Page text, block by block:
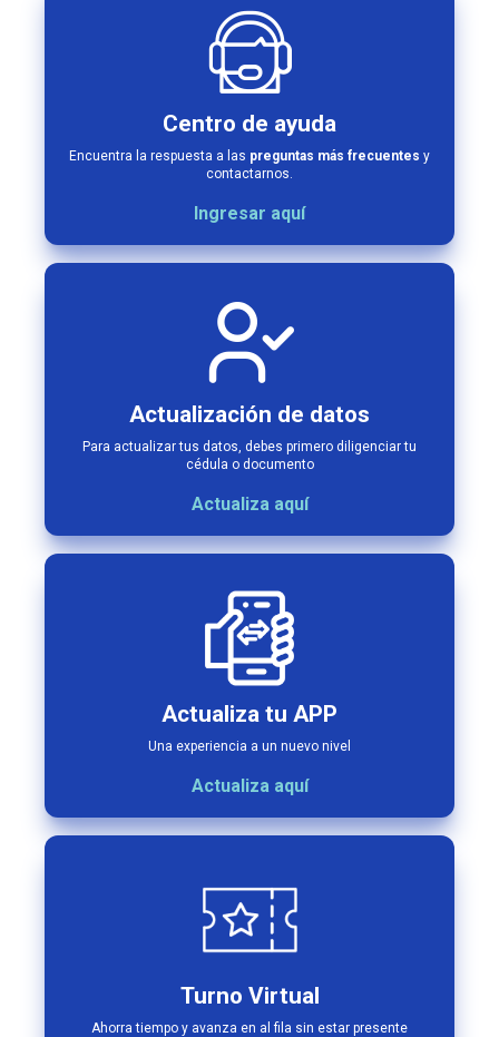
Centro de ayuda
Encuentra la respuesta a las preguntas más frecuentes y
contactarnos.
Ingresar aquí
Actualización de datos
Para actualizar tus datos, debes primero diligenciar tu
cédula o documento
Actualiza aquí
Actualiza tu APP
Una experiencia a un nuevo nivel
Actualiza aquí
Turno Virtual
Ahorra tiempo y avanza en al fila sin estar presente